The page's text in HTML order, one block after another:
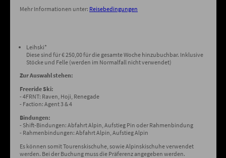
Mehr Informationen unter: Reisebedingungen
Leihski*
Diese sind für € 250,00 für die gesamte Woche hinzubuchbar. Inklusive
Stöcke und Felle (werden im Normalfall nicht verwendet)
Zur Auswahl stehen:
Freeride Ski:
- 4FRNT: Raven, Hoji, Renegade
- Faction: Agent 3 & 4
Bindungen:
- Shift-Bindungen: Abfahrt Alpin, Aufstieg Pin oder Rahmenbindung
- Rahmenbindungen: Abfahrt Alpin, Aufstieg Alpin
Es können somit Tourenskischuhe, sowie Alpinskischuhe verwendet
werden. Bei der Buchung muss die Präferenz angegeben werden.